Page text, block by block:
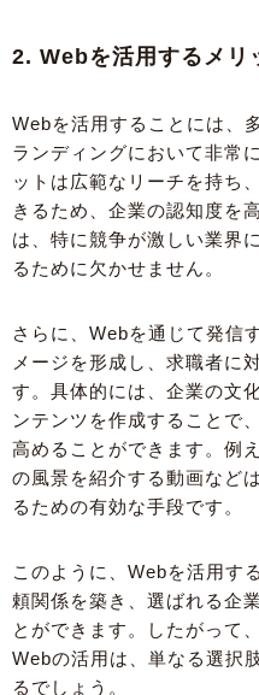
2. Webを活用するメリ
Webを活用することには、
ランディングにおいて非常
ットは広範なリーチを持ち
きるため、企業の認知度を
は、特に競争が激しい業界
るために欠かせません。
さらに、Webを通じて発信
メージを形成し、求職者に
す。具体的には、企業の文
ンテンツを作成することで
高めることができます。例
の風景を紹介する動画など
るための有効な手段です。
このように、Webを活用す
頼関係を築き、選ばれる企
とができます。したがって
Webの活用は、単なる選択
るでしょう。